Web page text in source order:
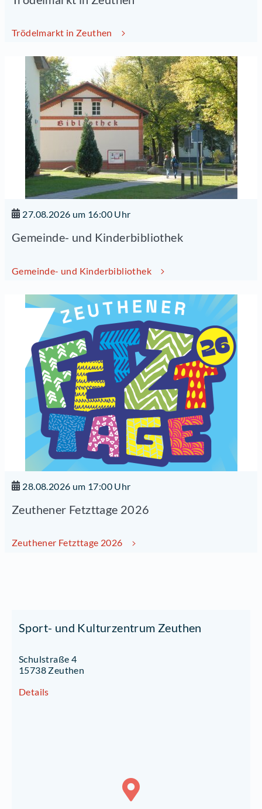
Trödelmarkt in Zeuthen
27.08.2026 um 16:00 Uhr
Gemeinde- und Kinderbibliothek
Gemeinde- und Kinderbibliothek
28.08.2026 um 17:00 Uhr
Zeuthener Fetzttage 2026
Zeuthener Fetzttage 2026
Sport- und Kulturzentrum Zeuthen
Schulstraße 4
15738 Zeuthen
Details